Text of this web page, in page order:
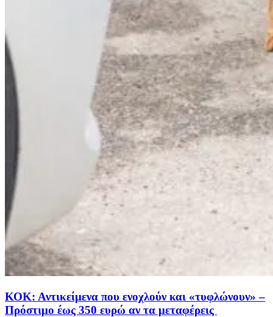
ΚΟΚ: Αντικείμενα που ενοχλούν και «τυφλώνουν» –
Πρόστιμο έως 350 ευρώ αν τα μεταφέρεις